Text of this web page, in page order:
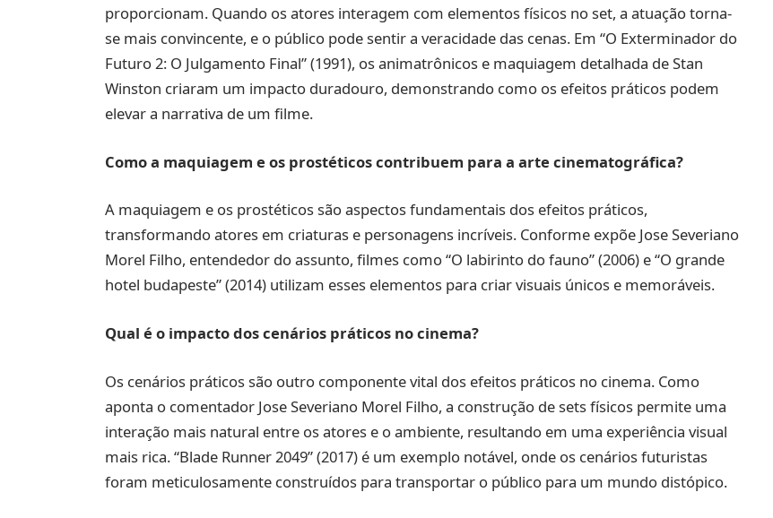
proporcionam. Quando os atores interagem com elementos físicos no set, a atuação torna-
se mais convincente, e o público pode sentir a veracidade das cenas. Em “O Exterminador do
Futuro 2: O Julgamento Final” (1991), os animatrônicos e maquiagem detalhada de Stan
Winston criaram um impacto duradouro, demonstrando como os efeitos práticos podem
elevar a narrativa de um filme.
Como a maquiagem e os prostéticos contribuem para a arte cinematográfica?
A maquiagem e os prostéticos são aspectos fundamentais dos efeitos práticos,
transformando atores em criaturas e personagens incríveis. Conforme expõe Jose Severiano
Morel Filho, entendedor do assunto, filmes como “O labirinto do fauno” (2006) e “O grande
hotel budapeste” (2014) utilizam esses elementos para criar visuais únicos e memoráveis.
Qual é o impacto dos cenários práticos no cinema?
Os cenários práticos são outro componente vital dos efeitos práticos no cinema. Como
aponta o comentador Jose Severiano Morel Filho, a construção de sets físicos permite uma
interação mais natural entre os atores e o ambiente, resultando em uma experiência visual
mais rica. “Blade Runner 2049” (2017) é um exemplo notável, onde os cenários futuristas
foram meticulosamente construídos para transportar o público para um mundo distópico.